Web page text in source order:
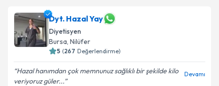
Dyt. Hazal Yay
Diyetisyen
Bursa, Nilüfer
5 (267 Değerlendirme)
Hazal hanımdan çok memnunuz sağlıklı bir şekilde kilo
veriyoruz güler...
Devamı